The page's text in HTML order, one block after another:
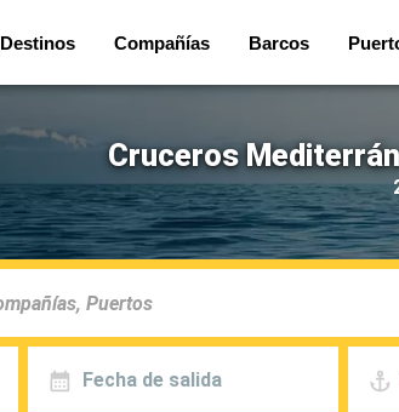
Destinos Compañías Barcos
Cruceros
Fecha de salida